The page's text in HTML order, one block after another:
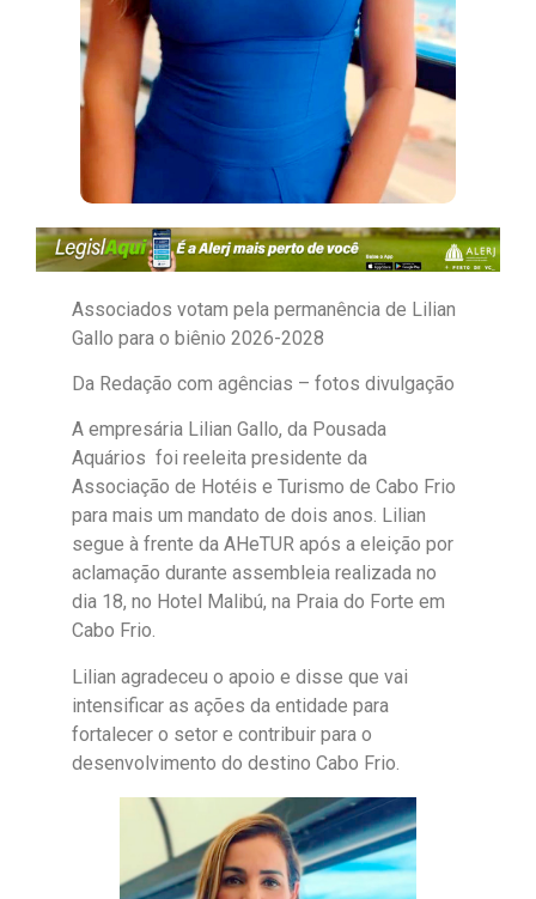
Associados votam pela permanência de Lilian
Gallo para o biênio 2026-2028
Da Redação com agências – fotos divulgação
A empresária Lilian Gallo, da Pousada
Aquários foi reeleita presidente da
Associação de Hotéis e Turismo de Cabo Frio
para mais um mandato de dois anos. Lilian
segue à frente da AHeTUR após a eleição por
aclamação durante assembleia realizada no
dia 18, no Hotel Malibú, na Praia do Forte em
Cabo Frio.
Lilian agradeceu o apoio e disse que vai
intensificar as ações da entidade para
fortalecer o setor e contribuir para o
desenvolvimento do destino Cabo Frio.